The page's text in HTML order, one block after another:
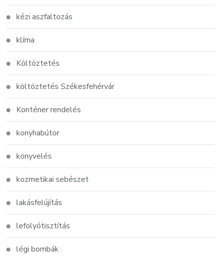
kézi aszfaltozás
klíma
Költöztetés
költöztetés Székesfehérvár
Konténer rendelés
konyhabútor
könyvelés
kozmetikai sebészet
lakásfelújítás
lefolyótisztítás
légi bombák